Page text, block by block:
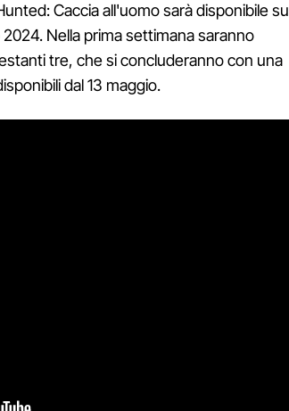
Caccia all'uomo sarà disponibile su
Nella prima settimana saranno
tre, che si concluderanno con una
dal 13 maggio.